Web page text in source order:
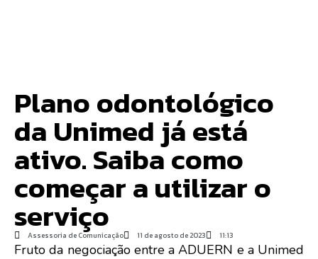
Plano odontológico
da Unimed já está
ativo. Saiba como
começar a utilizar o
serviço
Assessoria de Comunicação 11 de agosto de 2023 11:13
Fruto da negociação entre a ADUERN e a Unimed